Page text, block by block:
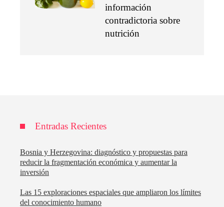
información
contradictoria sobre
nutrición
Entradas Recientes
Bosnia y Herzegovina: diagnóstico y propuestas para
reducir la fragmentación económica y aumentar la
inversión
Las 15 exploraciones espaciales que ampliaron los límites
del conocimiento humano